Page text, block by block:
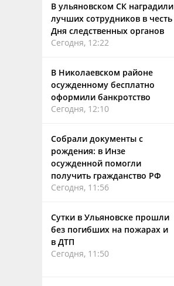
В ульяновском СК наградили
лучших сотрудников в честь
Дня следственных органов
Сегодня, 12:22
В Николаевском районе
осужденному бесплатно
оформили банкротство
Сегодня, 12:10
Собрали документы с
рождения: в Инзе
осужденной помогли
получить гражданство РФ
Сегодня, 11:56
Сутки в Ульяновске прошли
без погибших на пожарах и
в ДТП
Сегодня, 11:50